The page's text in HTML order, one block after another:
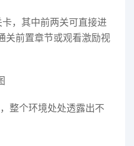
，其中前两关可直接进
关前置章节或观看激励视
整个环境处处透露出不